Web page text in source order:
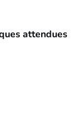
attendues